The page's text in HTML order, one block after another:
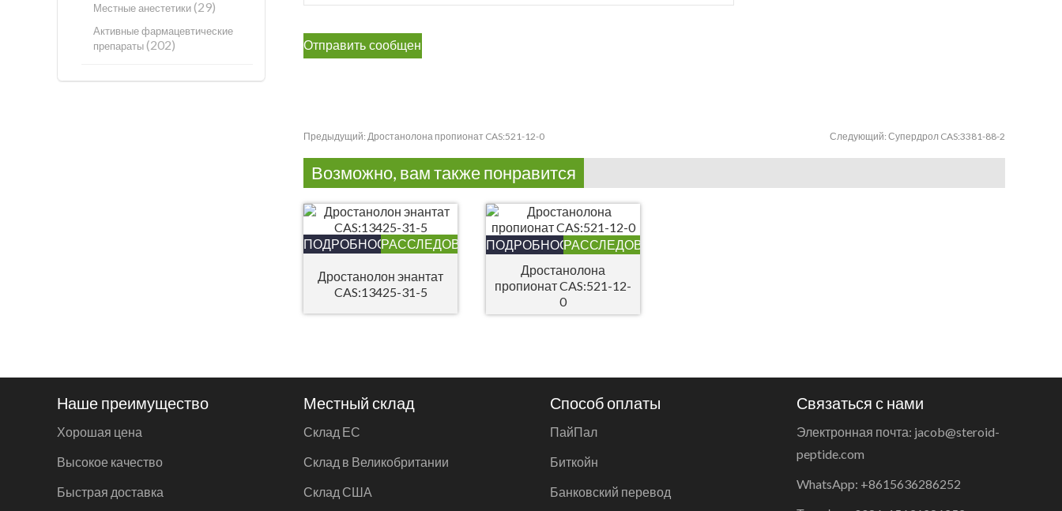
Предыдущий: Дростанолона пропионат CAS:521-12-0 Следующий: Супердрол CAS:3381-88-2
Возможно, вам также понравится
ПОДРОБНОСТИРАССЛЕДОВАНИЕ
Дростанолон энантат
CAS:13425-31-5
ПОДРОБНОСТИРАССЛЕДОВАНИЕ
Дростанолона
пропионат CAS:521-12-
0
Местные анестетики(29)
Активные фармацевтические
препараты(202)
Наше преимущество
Хорошая цена
Высокое качество
Быстрая доставка
Местный склад
Склад ЕС
Склад в Великобритании
Склад США
Способ оплаты
ПайПал
Биткойн
Банковский перевод
Связаться с нами
Электронная почта: jacob@steroid-
peptide.com
WhatsApp: +8615636286252